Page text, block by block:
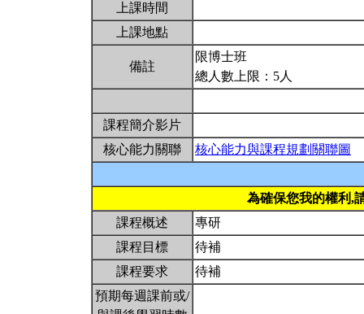
上課時間
上課地點
備註
限博士班
總人數上限：5人
課程簡介影片
核心能力關聯
核心能力與課程規劃關聯圖
為確保您我的權利,
課程概述
專研
課程目標
待補
課程要求
待補
預期每週課前或/